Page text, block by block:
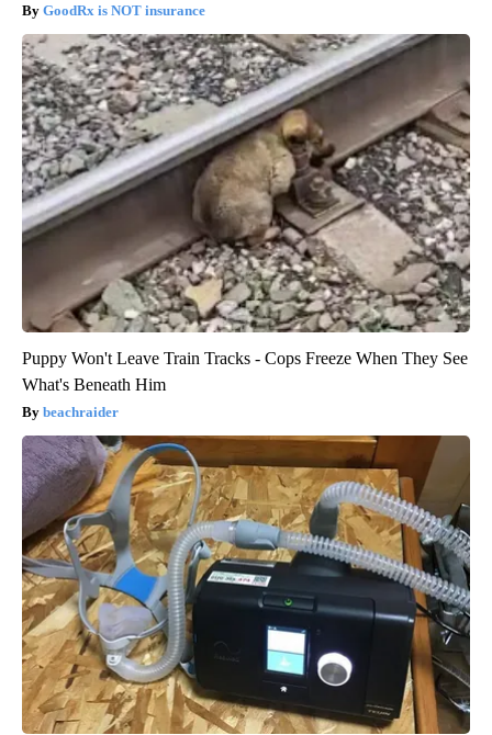
GoodRx is NOT insurance
Puppy Won't Leave Train Tracks - Cops Freeze When They See
What's Beneath Him
beachraider